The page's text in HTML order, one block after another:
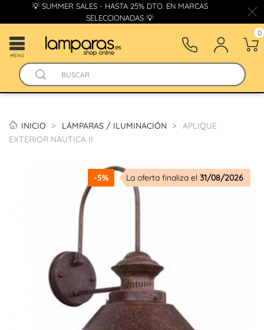
💡 SUMMER SALES - HASTA 25% DTO. EN MARCAS
SELECCIONADAS 💡
MENÚ
0
INICIO LÁMPARAS / ILUMINACIÓN
APLIQUE
EXTERIOR NAUTICA II
-5% La oferta finaliza el 31/08/2026